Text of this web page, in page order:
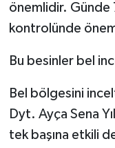
önemlidir. Günde
kontrolünde
Bu besinler bel
Bel bölgesini
Dyt. Ayça Sena
tek başına etkili